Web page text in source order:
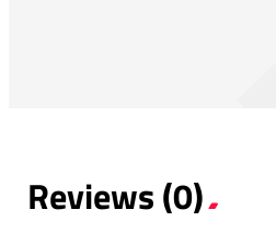
Reviews (0)